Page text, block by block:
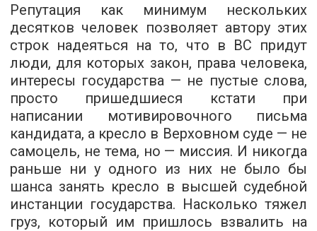
Репутация как минимум нескольких
десятков человек позволяет автору этих
строк надеяться на то, что в ВС придут
люди, для которых закон, права человека,
интересы государства — не пустые слова,
просто пришедшиеся кстати при
написании мотивировочного письма
кандидата, а кресло в Верховном суде — не
самоцель, не тема, но — миссия. И никогда
раньше ни у одного из них не было бы
шанса занять кресло в высшей судебной
инстанции государства. Насколько тяжел
груз, который им пришлось взвалить на